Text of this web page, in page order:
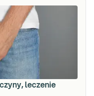
leczenie